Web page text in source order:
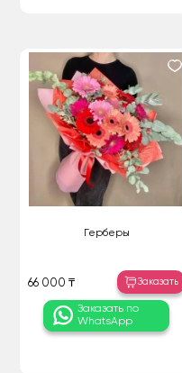
Герберы
66 000 ₸ Заказать
Заказать по
WhatsApp